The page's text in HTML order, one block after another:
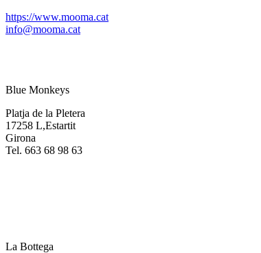
https://www.mooma.cat
info@mooma.cat
Blue Monkeys
Platja de la Pletera
17258 L,Estartit
Girona
Tel. 663 68 98 63
La Bottega